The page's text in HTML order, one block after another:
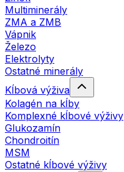
Multiminerály
ZMA a ZMB
Vápnik
Železo
Elektrolyty
Ostatné minerály
Kĺbová výživa
Kolagén na kĺby
Komplexné kĺbové výživy
Glukozamín
Chondroitín
MSM
Ostatné kĺbové výživy